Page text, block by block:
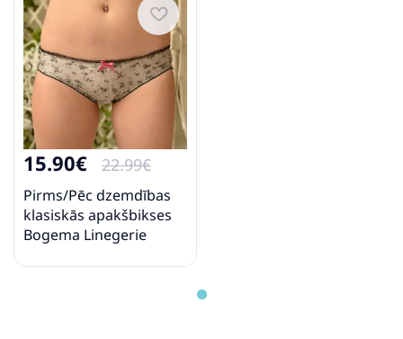
15.90€ 22.99€
Pirms/Pēc dzemdības
klasiskās apakšbikses
Bogema Linegerie